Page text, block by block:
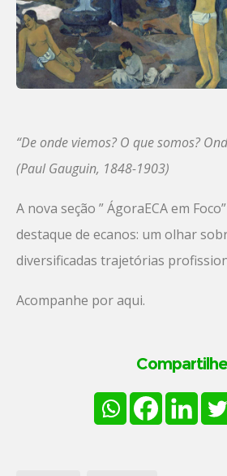
“De onde viemos? O que somos?
(Paul Gauguin, 1848-1903)
A nova seção ” ÁgoraECA em
destaque de ecanos: um olhar
diversificadas trajetórias
Acompanhe por aqui.
Compartilhe